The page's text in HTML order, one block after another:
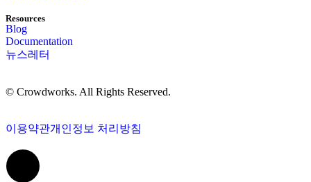
Resources
Blog
Documentation
뉴스레터
© Crowdworks. All Rights Reserved.
이용약관개인정보 처리방침